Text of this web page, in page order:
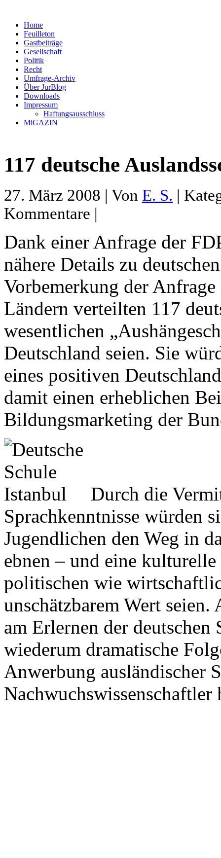
Home
Feuilleton
Gastbeiträge
Gesellschaft
Politik
Recht
Umfrage-Archiv
Über JurBlog
Downloads
Impressum
Haftungsausschluss
MiGAZIN
117 deutsche
27. März 2008 | Von E. S. |
Kommentare |
Dank einer Anfrage der
nähere Details zu
Vorbemerkung der
Ländern verteilten 117
wesentlichen
Deutschland seien. Sie
eines positiven
damit einen erheblichen
Bildungsmarketing der
Durch die
Sprachkenntnisse würden
Jugendlichen den Weg in
ebnen – und eine
politischen wie
unschätzbarem Wert seien.
am Erlernen der deutschen
wiederum dramatische
Anwerbung ausländischer
Nachwuchswissenschaftler